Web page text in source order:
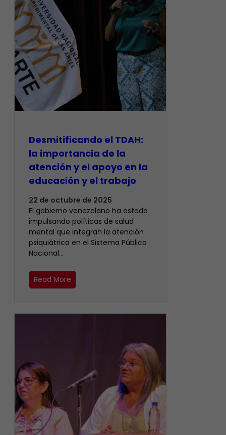
Desmitificando el TDAH:
la importancia de la
atención y el apoyo en la
educación y el trabajo
22 de octubre de 2025
El gobierno venezolano ha estado
impulsando políticas de salud
mental que integran la atención
psiquiátrica en el Sistema Público
Nacional…
Read More